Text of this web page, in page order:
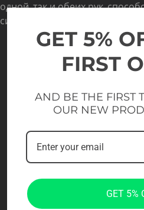
одной, так и обеих рук,
симметрии и баланса.
GET 5%
FIRST
AND BE THE FIRST
OUR NEW
GET 5%